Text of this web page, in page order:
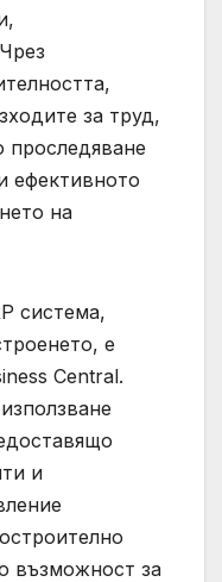
за труд,
проследяване
ефективното
на
система,
е
Central.
и
възможност за